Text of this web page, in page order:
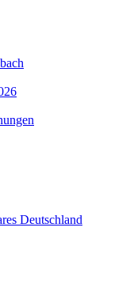
Deutschland